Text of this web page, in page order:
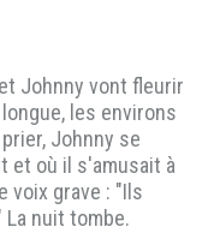
Johnny vont fleurir
les environs
Johnny se
et où il s'amusait à
voix grave : "Ils
nuit tombe.